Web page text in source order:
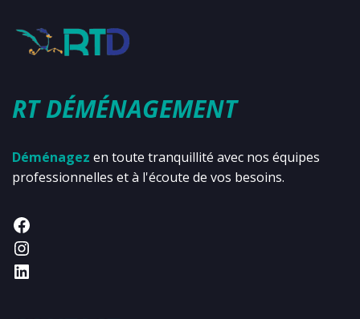
RT DÉMÉNAGEMENT
Déménagez en toute tranquillité avec nos équipes
professionnelles et à l'écoute de vos besoins.